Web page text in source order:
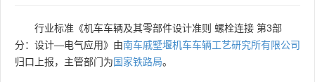
国外标准 技术委员会
行业标准《机车车辆及其零部件设计准则 螺栓连接 第3部
分：设计—电气应用》由南车戚墅堰机车车辆工艺研究所有限公司
归口上报，主管部门为国家铁路局。